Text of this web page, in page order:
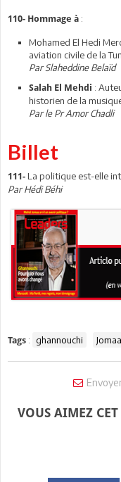
110- Hommage à :
Mohamed El Hedi
aviation civile de la
Par Slaheddine Belaïd
Salah El Mehdi :
historien de la
Par le Pr Amor Chadli
Billet
111- La politique est-elle
Par Hédi Béhi
Tags : ghannouchi Jomaa
VOUS AIMEZ CET